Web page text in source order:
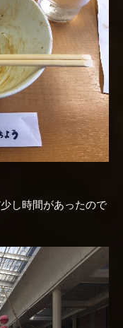
し時間があったので